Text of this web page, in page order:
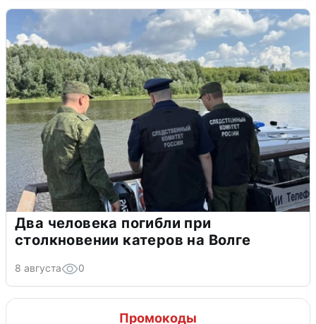
Два человека погибли при
столкновении катеров на Волге
8 августа 0
Промокоды